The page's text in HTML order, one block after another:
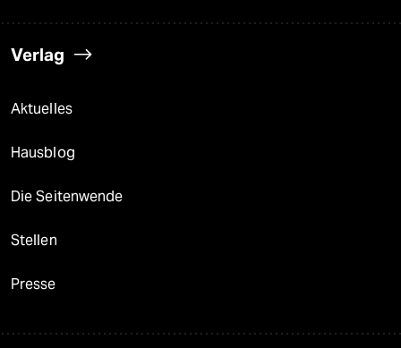
Verlag
Aktuelles
Hausblog
Die Seitenwende
Stellen
Presse